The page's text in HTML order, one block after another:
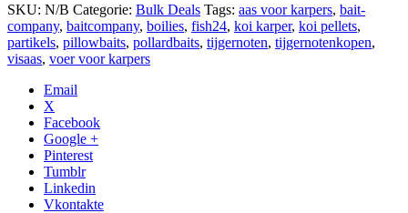
SKU: N/B Categorie: Bulk Deals Tags: aas voor karpers, bait-
company, baitcompany, boilies, fish24, koi karper, koi pellets,
partikels, pillowbaits, pollardbaits, tijgernoten, tijgernotenkopen,
visaas, voer voor karpers
Email
X
Facebook
Google +
Pinterest
Tumblr
Linkedin
Vkontakte